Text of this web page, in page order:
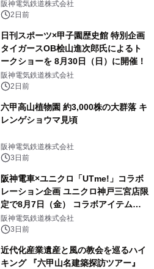
直前割パスポートを販売～
阪神電気鉄道株式会社
2日前
日刊スポーツ×甲子園歴史館 特別企画
タイガースOB桧山進次郎氏によるト
ークショーを 8月30日（日）に開催！
阪神電気鉄道株式会社
2日前
六甲高山植物園 約3,000株の大群落 キ
レンゲショウマ見頃
阪神電気鉄道株式会社
3日前
阪神電車×ユニクロ「UTme!」コラボ
レーション企画 ユニクロ神戸三宮店限
定で8月7日（金） コラボアイテムが
発売決定！
阪神電気鉄道株式会社
3日前
近代化産業遺産と風の教会を巡るハイ
キング 『六甲山名建築探訪ツアー』